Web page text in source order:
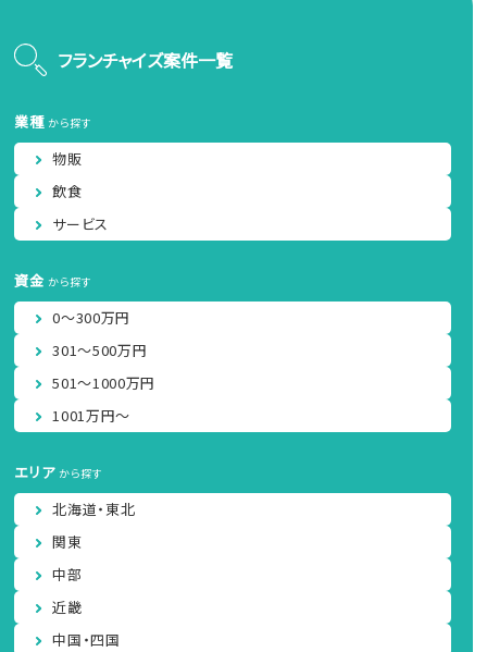
フランチャイズ案件一覧
業種から探す
物販
飲食
サービス
資金から探す
0～300万円
301～500万円
501～1000万円
1001万円～
エリアから探す
北海道・東北
関東
中部
近畿
中国・四国